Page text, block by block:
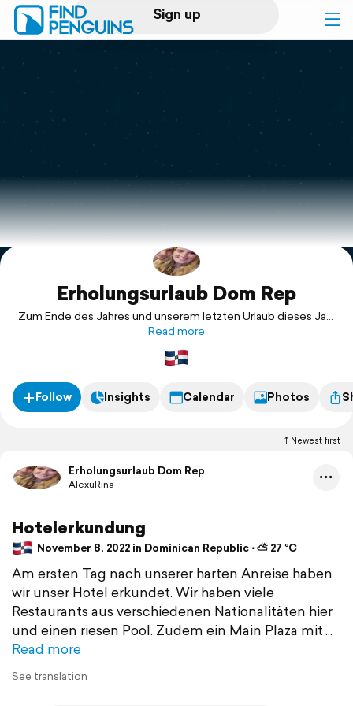
Sign up
Log in
Print a book
Flyover video
Explore
Support
Erholungsurlaub Dom Rep
Zum Ende des Jahres und unserem letzten Urlaub dieses Jahr
erholen wir uns über 10 Nächte in der Dominikanischen
Republik.
Read more
Follow Insights Calendar Photos
Newest first
Erholungsurlaub Dom Rep
AlexuRina
Hotelerkundung
November 8, 2022 in Dominican Republic ⋅ ⛅ 27 °C
Am ersten Tag nach unserer harten Anreise haben
wir unser Hotel erkundet. Wir haben viele
Restaurants aus verschiedenen Nationalitäten hier
und einen riesen Pool. Zudem ein Main Plaza mit
Read more
See translation